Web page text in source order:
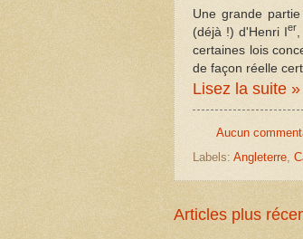
Une grande
(déjà !) d'Henri Ier
certaines lois
de façon réelle
Lisez la suite »
Aucun
Labels: Angleterre,
Articles plus